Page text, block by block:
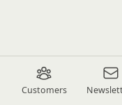
Customers